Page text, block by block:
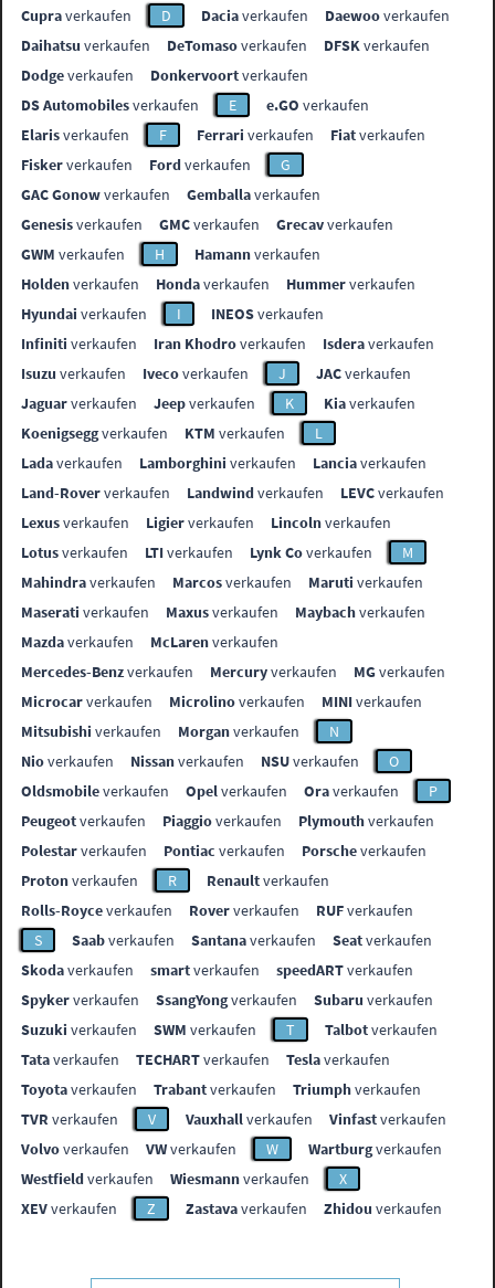
Cupraverkaufen D Daciaverkaufen Daewooverkaufen
Daihatsu verkaufen DeTomasoverkaufen DFSKverkaufen
Dodgeverkaufen Donkervoortverkaufen
DS Automobilesverkaufen E e.GO verkaufen
Elarisverkaufen F Ferrari verkaufen Fiatverkaufen
Fiskerverkaufen Fordverkaufen
G
GAC Gonowverkaufen Gemballaverkaufen
Genesisverkaufen GMCverkaufen Grecavverkaufen
GWM verkaufen H Hamannverkaufen
Holdenverkaufen Hondaverkaufen Hummerverkaufen
Hyundai verkaufen I INEOSverkaufen
Infiniti verkaufen Iran Khodroverkaufen Isderaverkaufen
Isuzu verkaufen Ivecoverkaufen J JACverkaufen
Jaguarverkaufen Jeepverkaufen K Kiaverkaufen
Koenigseggverkaufen KTM verkaufen
L
Ladaverkaufen Lamborghini verkaufen Lanciaverkaufen
Land-Roververkaufen Landwindverkaufen LEVCverkaufen
Lexusverkaufen Ligierverkaufen Lincolnverkaufen
Lotusverkaufen LTIverkaufen Lynk Coverkaufen
M
Mahindraverkaufen Marcosverkaufen Maruti verkaufen
Maserati verkaufen Maxusverkaufen Maybachverkaufen
Mazdaverkaufen McLarenverkaufen
Mercedes-Benzverkaufen Mercuryverkaufen MGverkaufen
Microcarverkaufen Microlinoverkaufen MINIverkaufen
Mitsubishi verkaufen Morganverkaufen
N
Nioverkaufen Nissanverkaufen NSUverkaufen
O
Oldsmobileverkaufen Opelverkaufen Oraverkaufen
P
Peugeotverkaufen Piaggioverkaufen Plymouthverkaufen
Polestarverkaufen Pontiac verkaufen Porscheverkaufen
Protonverkaufen R Renaultverkaufen
Rolls-Royceverkaufen Roververkaufen RUFverkaufen
S
Saabverkaufen Santanaverkaufen Seatverkaufen
Skodaverkaufen smartverkaufen speedARTverkaufen
Spykerverkaufen SsangYongverkaufen Subaru verkaufen
Suzuki verkaufen SWM verkaufen T Talbotverkaufen
Tataverkaufen TECHARTverkaufen Teslaverkaufen
Toyotaverkaufen Trabantverkaufen Triumphverkaufen
TVR verkaufen V Vauxhallverkaufen Vinfastverkaufen
Volvoverkaufen VWverkaufen W Wartburgverkaufen
Westfieldverkaufen Wiesmannverkaufen
X
XEVverkaufen Z Zastavaverkaufen Zhidou verkaufen